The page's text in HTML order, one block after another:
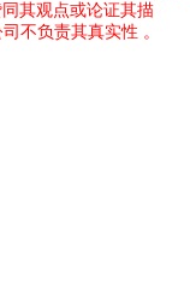
其观点或论证其描
不负责其真实性 。